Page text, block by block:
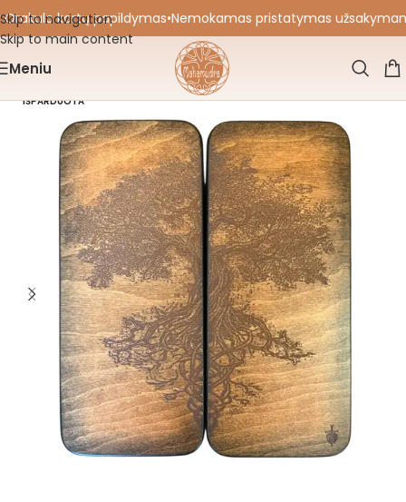
Skip to navigation
Skip to main content
kortų papildymas•Nemokamas pristatymas
Meniu
IŠPARDUOTA